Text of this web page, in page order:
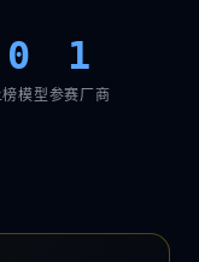
0
模型
1
参赛厂商